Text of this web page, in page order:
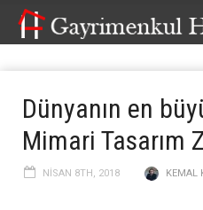
Dünyanın en
Mimari Tasarım
NISAN 8TH, 2018 KEMAL